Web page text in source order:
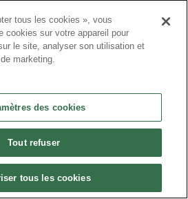
12-2025
12-2025
tous les cookies », vous
cookies sur votre appareil pour
le site, analyser son utilisation et
marketing.
des cookies
Tout refuser
tous les cookies